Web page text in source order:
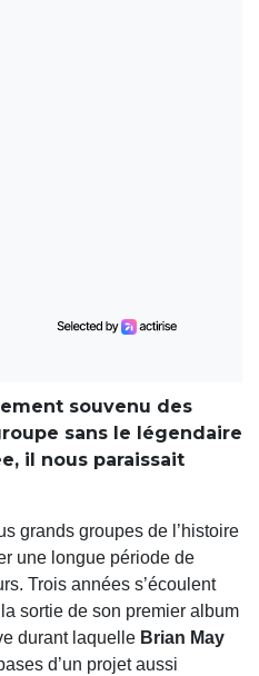
souvenu des
sans le légendaire
il nous paraissait
grands groupes de l’histoire
une longue période de
Trois années s’écoulent
sortie de son premier album
durant laquelle Brian May
d’un projet aussi